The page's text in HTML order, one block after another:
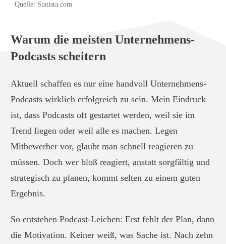
Quelle: Statista.com
Warum die meisten Unternehmens-
Podcasts scheitern
Aktuell schaffen es nur eine handvoll Unternehmens-
Podcasts wirklich erfolgreich zu sein. Mein Eindruck
ist, dass Podcasts oft gestartet werden, weil sie im
Trend liegen oder weil alle es machen. Legen
Mitbewerber vor, glaubt man schnell reagieren zu
müssen. Doch wer bloß reagiert, anstatt sorgfältig und
strategisch zu planen, kommt selten zu einem guten
Ergebnis.
So entstehen Podcast-Leichen: Erst fehlt der Plan, dann
die Motivation. Keiner weiß, was Sache ist. Nach zehn